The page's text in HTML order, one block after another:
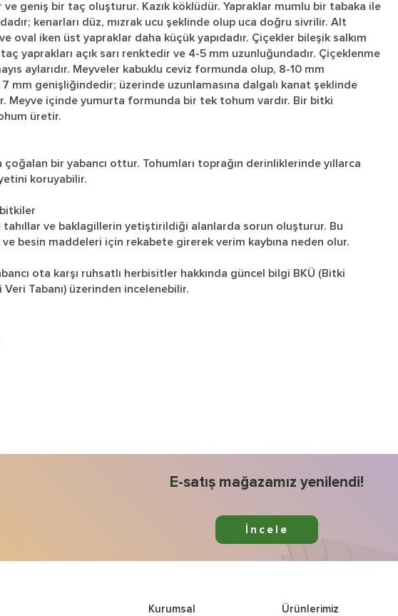
geniş bir taç oluşturur. Kazık köklüdür. Yapraklar mumlu bir tabaka ile
kenarları düz, mızrak ucu şeklinde olup uca doğru sivrilir. Alt
oval iken üst yapraklar daha küçük yapıdadır. Çiçekler bileşik salkım
yaprakları açık sarı renktedir ve 4-5 mm uzunluğundadır. Çiçeklenme
aylarıdır. Meyveler kabuklu ceviz formunda olup, 8-10 mm
mm genişliğindedir; üzerinde uzunlamasına dalgalı kanat şeklinde
Meyve içinde yumurta formunda bir tek tohum vardır. Bir bitki
üretir.
çoğalan bir yabancı ottur. Tohumları toprağın derinliklerinde yıllarca
koruyabilir.
tahıllar ve baklagillerin yetiştirildiği alanlarda sorun oluşturur. Bu
ve besin maddeleri için rekabete girerek verim kaybına neden olur.
ota karşı ruhsatlı herbisitler hakkında güncel bilgi BKÜ (Bitki
Tabanı) üzerinden incelenebilir.
E-satış mağazamız yenilendi!
İncele
Kurumsal Ürünlerimiz